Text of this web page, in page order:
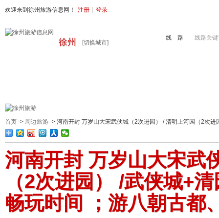
欢迎来到徐州旅游信息网！ 注册 登录
徐州 [切换城市]
线路关
线 路
首页 -> 周边旅游 -> 河南开封 万岁山大宋武侠城（2次进园） / 清明上河园（2次
河南开封 万岁山大宋武
（2次进园） /武侠城+
畅玩时间 ；游八朝古都